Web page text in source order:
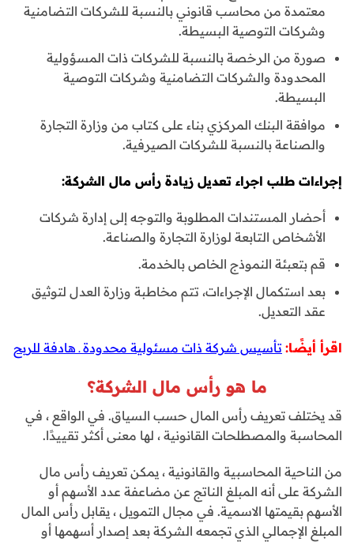
معتمدة من محاسب قانوني بالنسبة للشركات التضامنية
وشركات التوصية البسيطة.
صورة من الرخصة بالنسبة للشركات ذات المسؤولية
المحدودة والشركات التضامنية وشركات التوصية
البسيطة.
موافقة البنك المركزي بناء على كتاب من وزارة التجارة
والصناعة بالنسبة للشركات الصيرفية.
إجراءات طلب اجراء تعديل زيادة رأس مال الشركة:
أحضار المستندات المطلوبة والتوجه إلى إدارة شركات
الأشخاص التابعة لوزارة التجارة والصناعة.
قم بتعبئة النموذج الخاص بالخدمة.
بعد استكمال الإجراءات، تتم مخاطبة وزارة العدل لتوثيق
عقد التعديل.
اقرأ أيضًا: تأسيس شركة ذات مسئولية محدودة ـ هادفة للربح
ما هو رأس مال الشركة؟
قد يختلف تعريف رأس المال حسب السياق. في الواقع ، في
المحاسبة والمصطلحات القانونية ، لها معنى أكثر تقييدًا.
من الناحية المحاسبية والقانونية ، يمكن تعريف رأس مال
الشركة على أنه المبلغ الناتج عن مضاعفة عدد الأسهم أو
الأسهم بقيمتها الاسمية. في مجال التمويل ، يقابل رأس المال
المبلغ الإجمالي الذي تجمعه الشركة بعد إصدار أسهمها أو